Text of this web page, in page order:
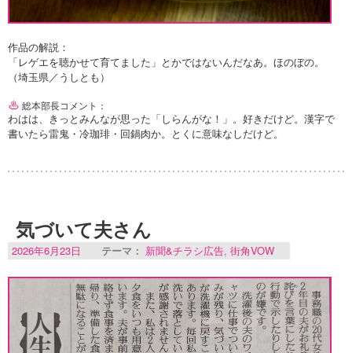
作品の解説：
「レゲエを聴かせて育てました」とかではないんだなあ。ほのぼの。
（埼玉県／うしとも）
総本部長コメント：
わはは、きっとみんなが思った「しらんがな！」。好きだけど。漢字で
書いたら雷鬼・冷珈琲・回鍋肉か。とくに意味なしだけど。
気づいて夫さん
2026年6月23日 テーマ： 新聞&チラシ広告, 街角VOW